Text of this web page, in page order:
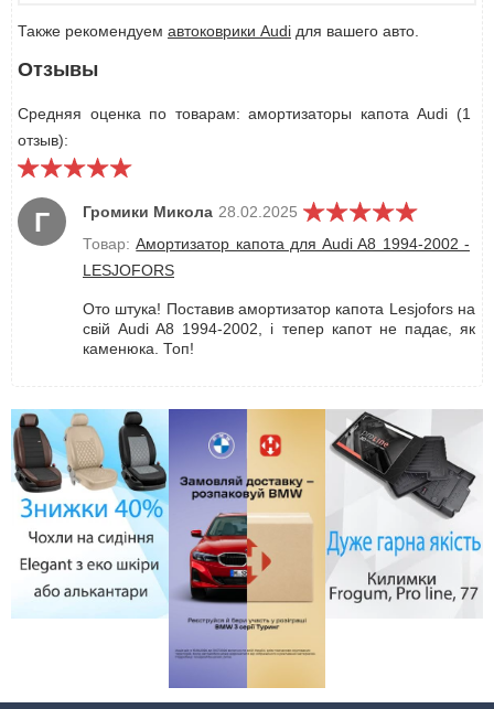
Также рекомендуем автоковрики Audi для вашего авто.
Отзывы
Средняя оценка по товарам: амортизаторы капота Audi (1
отзыв):
Г Громики Микола 28.02.2025
Товар:Амортизатор капота для Audi A8 1994-2002 -
LESJOFORS
Ото штука! Поставив амортизатор капота Lesjofors на
свій Audi A8 1994-2002, і тепер капот не падає, як
каменюка. Топ!